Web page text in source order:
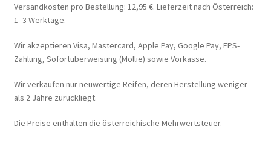
Versandkosten pro Bestellung: 12,95 €. Lieferzeit nach Österreich:
1–3 Werktage.
Wir akzeptieren Visa, Mastercard, Apple Pay, Google Pay, EPS-
Zahlung, Sofortüberweisung (Mollie) sowie Vorkasse.
Wir verkaufen nur neuwertige Reifen, deren Herstellung weniger
als 2 Jahre zurückliegt.
Die Preise enthalten die österreichische Mehrwertsteuer.